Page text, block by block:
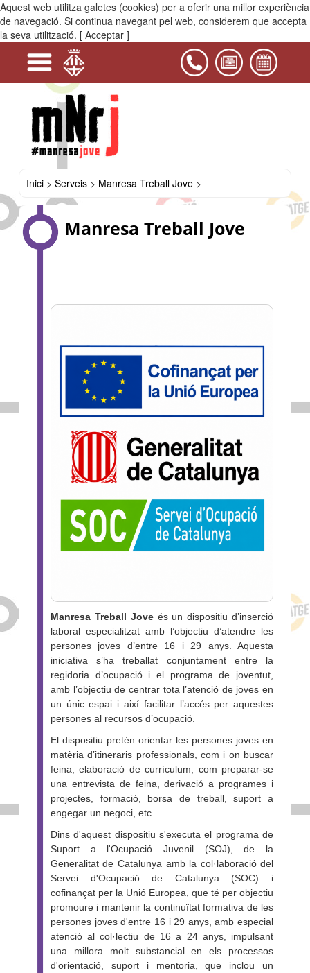
Aquest web utilitza galetes (cookies) per a oferir una millor experiència
de navegació. Si continua navegant pel web, considerem que accepta
la seva utilització. [ Acceptar ]
MENÚ
Serveis
-
Educació
+
Manresa
Treball
-
Abans
de
feina...
Com
buscar
On
buscar
Ofertes
de
Treball
de
temporada
Recursos
i
serveis
+
Oci
i
+
Mobilitat
+
Salut
+
Habitatge
Projectes
+
Activitats
+
Equipaments
+
PIJ
Casals
Bages
+
Contacta'ns
+
Inici> Serveis> Manresa Treball Jove>
Manresa Treball Jove
Manresa Treball Joveés un dispositiu d’inserció
laboral especialitzat amb l’objectiu d’atendre les
persones joves d’entre 16 i 29 anys. Aquesta
iniciativa s’ha treballat conjuntament entre la
regidoria d’ocupació i el programa de joventut,
amb l’objectiu de centrar tota l’atenció de joves en
un únic espai i així facilitar l’accés per aquestes
persones al recursos d’ocupació.
El dispositiu pretén orientar les persones joves en
matèria d’itineraris professionals, com i on buscar
feina, elaboració de currículum, com preparar-se
una entrevista de feina, derivació a programes i
projectes, formació, borsa de treball, suport a
engegar un negoci, etc.
Dins d'aquest dispositiu s'executa el programa de
Suport a l'Ocupació Juvenil (SOJ), de la
Generalitat de Catalunya amb la col·laboració del
Servei d'Ocupació de Catalunya (SOC) i
cofinançat per la Unió Europea, que té per objectiu
promoure i mantenir la continuïtat formativa de les
persones joves d'entre 16 i 29 anys, amb especial
atenció al col·lectiu de 16 a 24 anys, impulsant
una millora molt substancial en els processos
d'orientació, suport i mentoria, que inclou un